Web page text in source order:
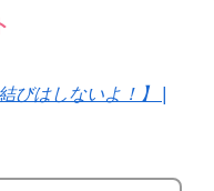
びはしないよ！】 |